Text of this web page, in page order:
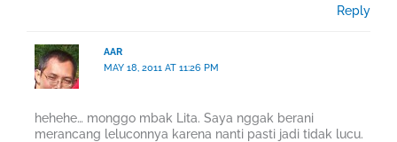
Reply
AAR
MAY 18, 2011 AT 11:26 PM
hehehe… monggo mbak Lita. Saya nggak berani
merancang leluconnya karena nanti pasti jadi tidak lucu.